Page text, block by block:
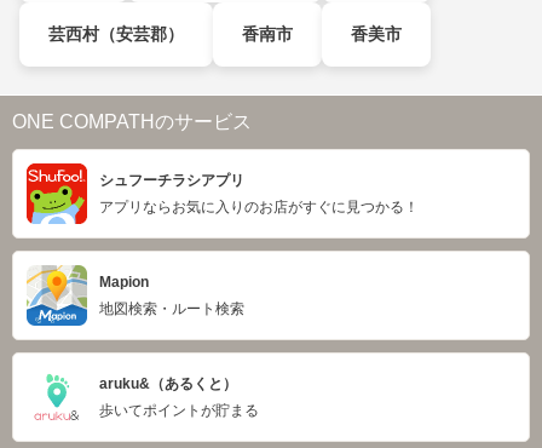
芸西村（安芸郡） 香南市 香美市
ONE COMPATHのサービス
シュフーチラシアプリ
アプリならお気に入りのお店がすぐに見つかる！
Mapion
地図検索・ルート検索
aruku&（あるくと）
歩いてポイントが貯まる